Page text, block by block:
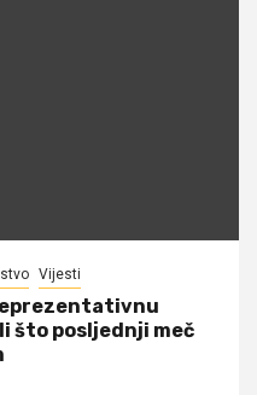
Vijesti
što posljednji meč